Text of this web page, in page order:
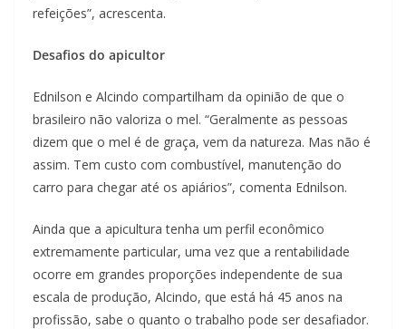
refeições”, acrescenta.
Desafios do apicultor
Ednilson e Alcindo compartilham da opinião de que o
brasileiro não valoriza o mel. “Geralmente as pessoas
dizem que o mel é de graça, vem da natureza. Mas não é
assim. Tem custo com combustível, manutenção do
carro para chegar até os apiários”, comenta Ednilson.
Ainda que a apicultura tenha um perfil econômico
extremamente particular, uma vez que a rentabilidade
ocorre em grandes proporções independente de sua
escala de produção, Alcindo, que está há 45 anos na
profissão, sabe o quanto o trabalho pode ser desafiador.